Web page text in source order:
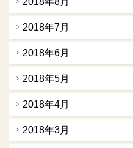
2018年7月
2018年6月
2018年5月
2018年4月
2018年3月